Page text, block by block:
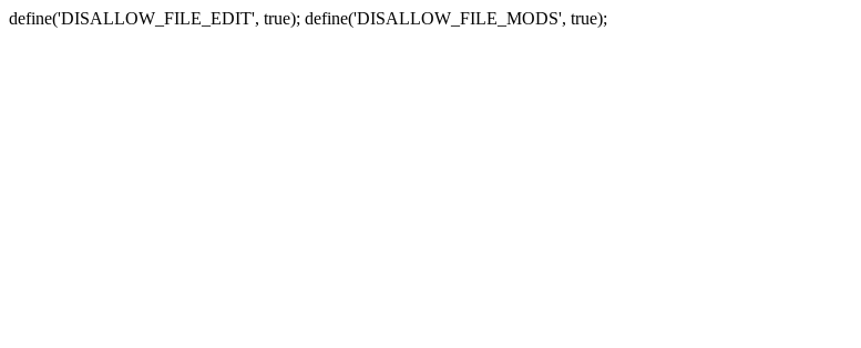
define('DISALLOW_FILE_EDIT', true); define('DISALLOW_FILE_MODS', true);